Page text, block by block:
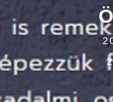
RÓLUNK
ÁRAK,